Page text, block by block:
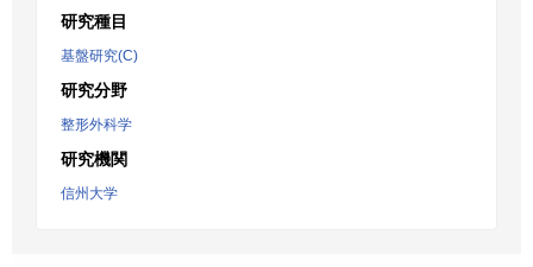
研究種目
基盤研究(C)
研究分野
整形外科学
研究機関
信州大学